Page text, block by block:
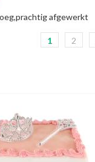
afgewerkt
1 2